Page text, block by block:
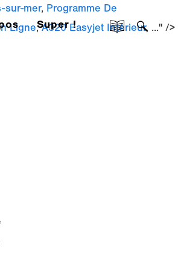
sur-mer, Programme De
Ligne,A320 Easyjet Intérieur, ..." />
Super !